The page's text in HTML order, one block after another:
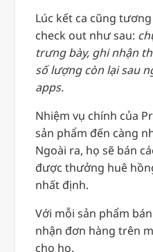
Lúc kết ca cũng
check out như sau:
trưng bày, ghi nhận
số lượng còn lại sau
apps.
Nhiệm vụ chính của
sản phẩm đến càng
Ngoài ra, họ sẽ bán
được thưởng huê
nhất định.
Với mỗi sản phẩm
nhận đơn hàng trên
cho họ.